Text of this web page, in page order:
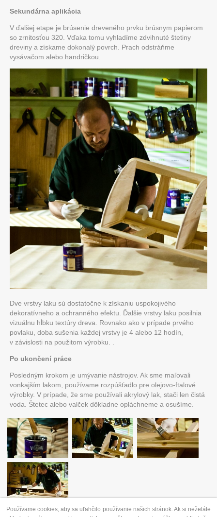
Sekundárna aplikácia
V ďalšej etape je brúsenie dreveného prvku brúsnym papierom
so zrnitosťou 320. Vďaka tomu vyhladíme zdvihnuté štetiny
dreviny a získame dokonalý povrch. Prach odstráňme
vysávačom alebo handričkou.
Dve vrstvy laku sú dostatočne k získaniu uspokojivého
dekoratívneho a ochranného efektu. Ďalšie vrstvy laku posilnia
vizuálnu hĺbku textúry dreva. Rovnako ako v prípade prvého
povlaku, doba sušenia každej vrstvy je 4 alebo 12 hodín,
v závislosti na použitom výrobku. .
Po ukončení práce
Posledným krokom je umývanie nástrojov. Ak sme maľovali
vonkajším lakom, používame rozpúšťadlo pre olejovo-ftalové
výrobky. V prípade, že sme používali akrylový lak, stači len čistá
voda. Štetec alebo valček dôkladne opláchneme a osušíme.
Používame cookies, aby sa uľahčilo používanie našich stránok. Ak si neželáte